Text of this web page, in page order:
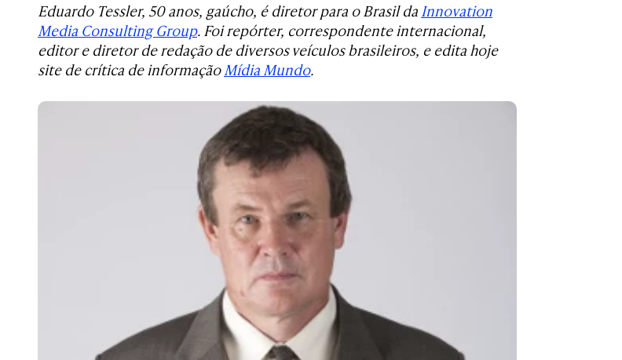
Eduardo Tessler, 50 anos, gaúcho, é diretor para o Brasil da Innovation
Media Consulting Group. Foi repórter, correspondente internacional,
editor e diretor de redação de diversos veículos brasileiros, e edita hoje
site de crítica de informaçãoMídia Mundo.